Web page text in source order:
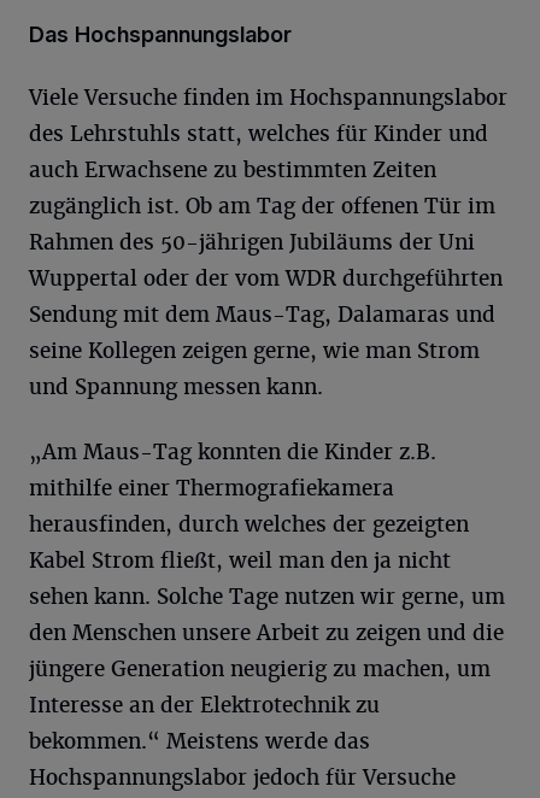
Das Hochspannungslabor
Viele Versuche finden im Hochspannungslabor
des Lehrstuhls statt, welches für Kinder und
auch Erwachsene zu bestimmten Zeiten
zugänglich ist. Ob am Tag der offenen Tür im
Rahmen des 50-jährigen Jubiläums der Uni
Wuppertal oder der vom WDR durchgeführten
Sendung mit dem Maus-Tag, Dalamaras und
seine Kollegen zeigen gerne, wie man Strom
und Spannung messen kann.
„Am Maus-Tag konnten die Kinder z.B.
mithilfe einer Thermografiekamera
herausfinden, durch welches der gezeigten
Kabel Strom fließt, weil man den ja nicht
sehen kann. Solche Tage nutzen wir gerne, um
den Menschen unsere Arbeit zu zeigen und die
jüngere Generation neugierig zu machen, um
Interesse an der Elektrotechnik zu
bekommen.“ Meistens werde das
Hochspannungslabor jedoch für Versuche